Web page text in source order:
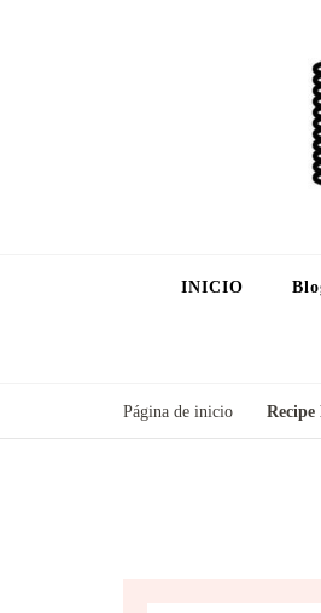
INICIO
Página de inicio Recipe